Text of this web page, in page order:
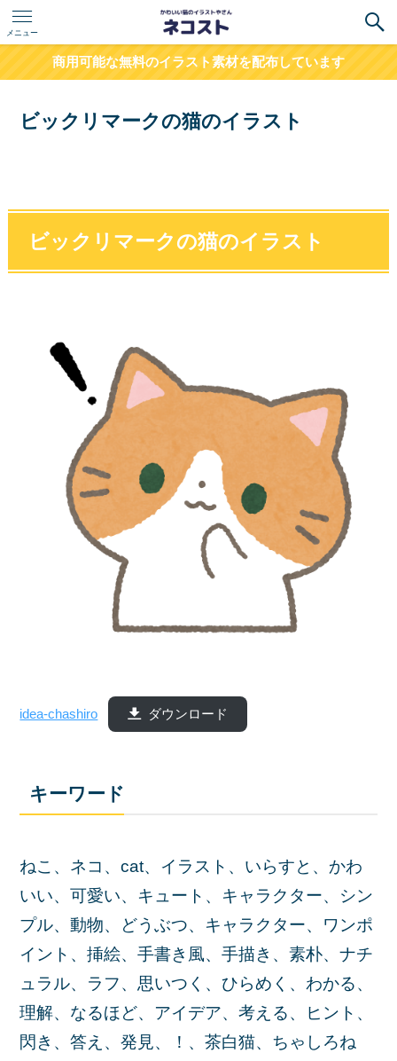
メニュー
商用可能な無料のイラスト素材を配布しています
ビックリマークの猫のイラスト
ビックリマークの猫のイラスト
idea-chashiro ダウンロード
キーワード
ねこ、ネコ、cat、イラスト、いらすと、かわ
いい、可愛い、キュート、キャラクター、シン
プル、動物、どうぶつ、キャラクター、ワンポ
イント、挿絵、手書き風、手描き、素朴、ナチ
ュラル、ラフ、思いつく、ひらめく、わかる、
理解、なるほど、アイデア、考える、ヒント、
閃き、答え、発見、！、茶白猫、ちゃしろね